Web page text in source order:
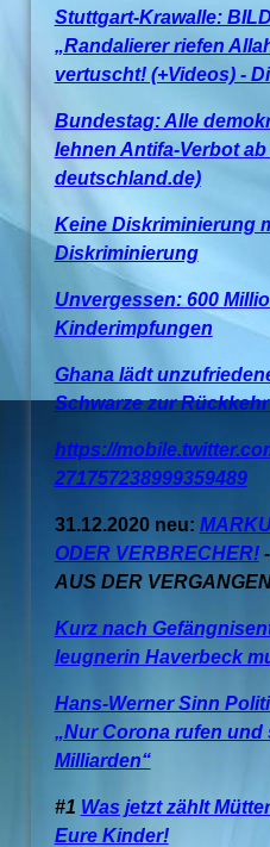
Stuttgart-Krawalle:
„Randalierer riefen
vertuscht! (+Videos) -
Bundestag: Alle
lehnen Antifa-Verbot ab
deutschland.de)
Keine Diskriminierung
Diskriminierung
Unvergessen: 600
Kinderimpfungen
Ghana lädt
Schwarze zur
https://
271757238999359489
31.12.2020 neu:
ODER VERBRECHER!-
AUS DER
Kurz nach
leugnerin Haverbeck
Hans-Werner Sinn
„Nur Corona rufen und
Milliarden“
#1 Was jetzt zählt
Eure Kinder!